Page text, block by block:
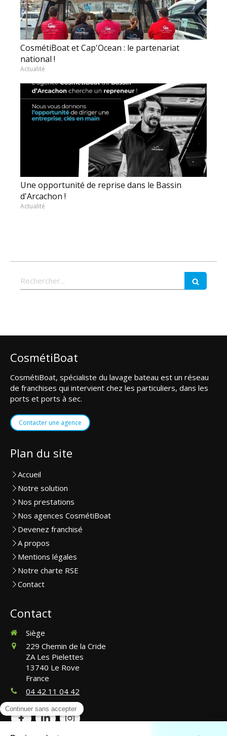
CosmétiBoat et Cap'Ocean : le partenariat
national !
Actualité
Une opportunité de reprise dans le Bassin
d'Arcachon !
Actualité
Rechercher
CosmétiBoat
CosmétiBoat, spécialiste du lavage bateau est un réseau
de franchises qui intervient chez les particuliers, dans les
ports et ports à sec.
Contacter une agence
Plan du site
Accueil
Notre solution
Nos prestations
Nos agences CosmétiBoat
Devenez franchisé
A propos
Mentions légales
Notre charte RSE
Contact
Contact
Siège
229 Chemin de la Cride
ZA Les Pielettes
13740 Le Rove
France
04 42 11 04 42